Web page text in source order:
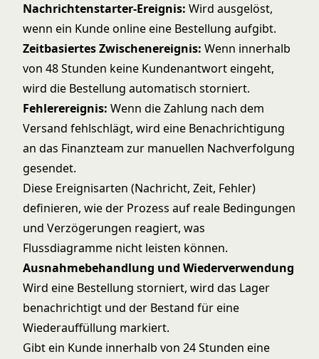
Nachrichtenstarter-Ereignis: Wird ausgelöst,
wenn ein Kunde online eine Bestellung aufgibt.
Zeitbasiertes Zwischenereignis: Wenn innerhalb
von 48 Stunden keine Kundenantwort eingeht,
wird die Bestellung automatisch storniert.
Fehlerereignis: Wenn die Zahlung nach dem
Versand fehlschlägt, wird eine Benachrichtigung
an das Finanzteam zur manuellen Nachverfolgung
gesendet.
Diese Ereignisarten (Nachricht, Zeit, Fehler)
definieren, wie der Prozess auf reale Bedingungen
und Verzögerungen reagiert, was
Flussdiagramme nicht leisten können.
Ausnahmebehandlung und Wiederverwendung
Wird eine Bestellung storniert, wird das Lager
benachrichtigt und der Bestand für eine
Wiederauffüllung markiert.
Gibt ein Kunde innerhalb von 24 Stunden eine